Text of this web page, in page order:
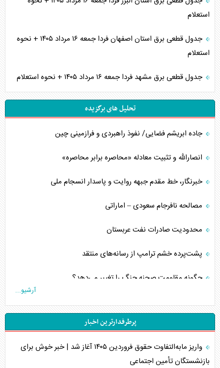
استعلام
جدول قطعی برق استان اصفهان فردا جمعه ۱۶ مرداد ۱۴۰۵ + نحوه
استعلام
جدول قطعی برق مشهد فردا جمعه ۱۶ مرداد ۱۴۰۵ + نحوه استعلام
تحلیل های برگزیده
جاده ابریشم فضایی/ نفوذ راهبردی و فرازمینی چین
انصارالله و تثبیت معادله «محاصره برابر محاصره»
خبرنگار، خط مقدم جبهه روایت و پاسدار انسجام ملی
مصالحه نافرجام سعودی – اماراتی
محدودیت صادرات نفت عربستان
پشت‌پرده خشم ترامپ از رسانه‌های منتقد
چگونه مقاومت صحنه جنگ را تغییر می‌دهد؟
تحلیل جامع پدیده تراستی‌ها
تأثیر جنگ ایران و آمریکا بر اقتصاد جهانی
آرشیو...
پرطرفدارترین اخبار
واریز مابه‌التفاوت حقوق فروردین ۱۴۰۵ آغاز شد | خبر خوش برای
بازنشستگان تأمین اجتماعی